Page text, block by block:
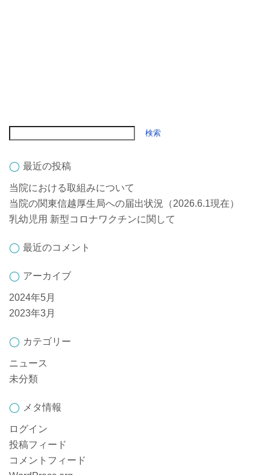
最近の投稿
当院における取組みについて
当院の関東信越厚生局への届出状況（2026.6.1現在）
乳幼児用 新型コロナワクチンに関して
最近のコメント
アーカイブ
2024年5月
2023年3月
カテゴリー
ニュース
未分類
メタ情報
ログイン
投稿フィード
コメントフィード